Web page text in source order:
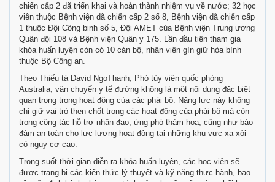
chiến cấp 2 đã triển khai và hoàn thành nhiệm vụ về nước; 32 học
viên thuộc Bệnh viện dã chiến cấp 2 số 8, Bệnh viện dã chiến cấp
1 thuộc Đội Công binh số 5, Đội AMET của Bệnh viện Trung ương
Quân đội 108 và Bệnh viện Quân y 175. Lần đầu tiên tham gia
khóa huấn luyện còn có 10 cán bộ, nhân viên gìn giữ hòa bình
thuộc Bộ Công an.
Theo Thiếu tá David NgoThanh, Phó tùy viên quốc phòng
Australia, vận chuyển y tế đường không là một nội dung đặc biệt
quan trọng trong hoạt động của các phái bộ. Năng lực này không
chỉ giữ vai trò then chốt trong các hoạt động của phái bộ mà còn
trong công tác hỗ trợ nhân đạo, ứng phó thảm họa, cũng như bảo
đảm an toàn cho lực lượng hoạt động tại những khu vực xa xôi
có nguy cơ cao.
Trong suốt thời gian diễn ra khóa huấn luyện, các học viên sẽ
được trang bị các kiến thức lý thuyết và kỹ năng thực hành, bao